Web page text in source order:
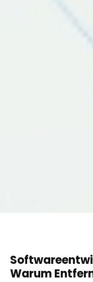
Warum